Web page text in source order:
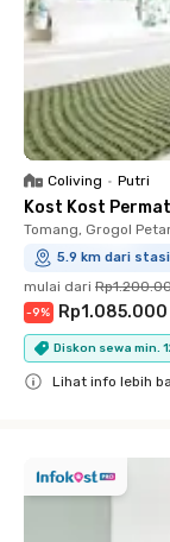
Coliving • Putri
Kost Kost
Tomang, Grogol
5.9 km dari
mulai dari
-9% Rp1.085.000
Diskon sewa min.
Lihat info lebih